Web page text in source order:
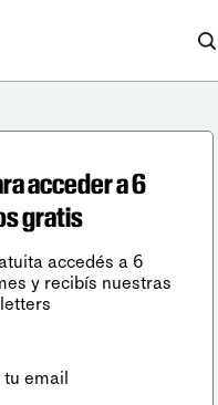
acceder a 6
gratis
accedés a 6
y recibís nuestras
tu email